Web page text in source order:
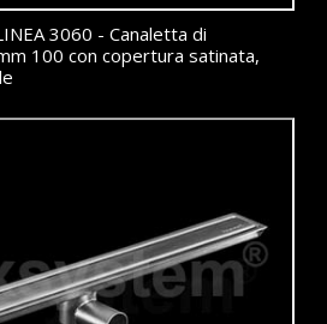
3060 - Canaletta di
100 con copertura satinata,